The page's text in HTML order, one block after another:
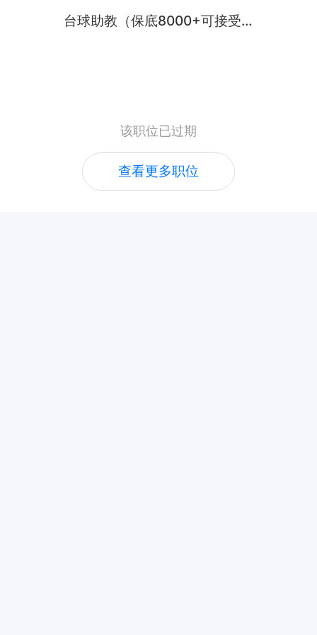
台球助教（保底8000+可接受小白+包住）
该职位已过期
查看更多职位